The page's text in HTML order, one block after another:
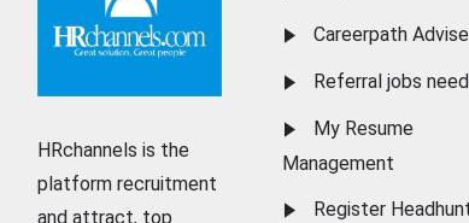
HRchannels is the
platform recruitment
and attract, top
Careerpath Advise
Referral jobs
My Resume
Management
Register